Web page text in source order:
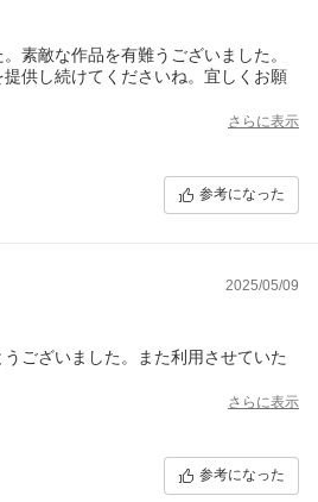
素敵な作品を有難うございました。
供し続けてくださいね。宜しくお願
さらに表示
参考になった
2025/05/09
ございました。また利用させていた
さらに表示
参考になった